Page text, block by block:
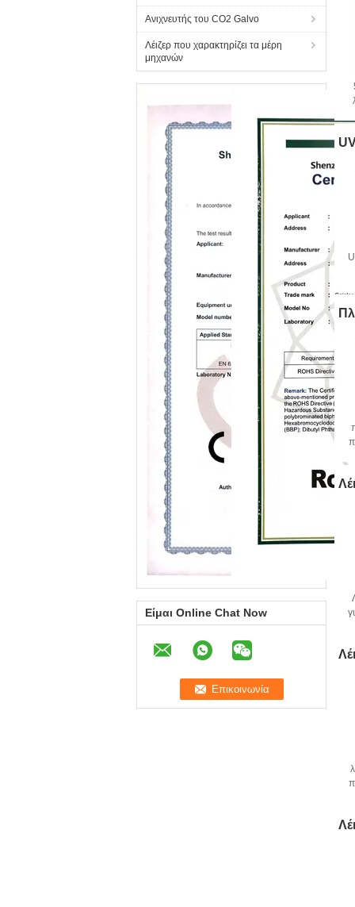
Ανιχνευτής του CO2 Galvo
Λέιζερ που χαρακτηρίζει τα μέρη
μηχανών
Είμαι Online Chat Now